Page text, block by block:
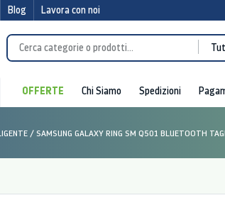
Blog Lavora con noi
OFFERTE Chi Siamo Spedizioni
/ SAMSUNG GALAXY RING SM Q501 BLUETOOTH